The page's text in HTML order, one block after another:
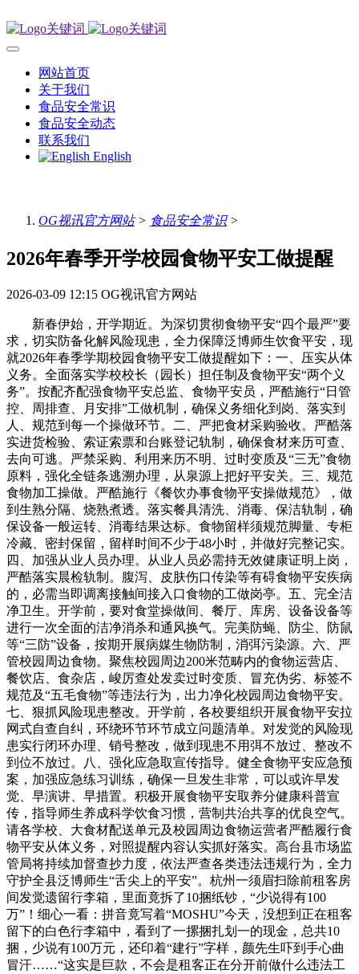
网站首页
关于我们
食品安全常识
食品安全动态
联系我们
English
OG视讯官方网站> 食品安全常识>
2026年春季开学校园食物平安工做提醒
2026-03-09 12:15 OG视讯官方网站
新春伊始，开学期近。为深切贯彻食物平安“四个最严”要
求，切实防备化解风险现患，全力保障泛博师生饮食平安，现
就2026年春季学期校园食物平安工做提醒如下：一、压实从体
义务。全面落实学校校长（园长）担任制及食物平安“两个义
务”。按配齐配强食物平安总监、食物平安员，严酷施行“日管
控、周排查、月安排”工做机制，确保义务细化到岗、落实到
人、规范到每一个操做环节。二、严把食材采购验收。严酷落
实进货检验、索证索票和台账登记轨制，确保食材来历可查、
去向可逃。严禁采购、利用来历不明、过时变质及“三无”食物
原料，强化全链条逃溯办理，从泉源上把好平安关。三、规范
食物加工操做。严酷施行《餐饮办事食物平安操做规范》，做
到生熟分隔、烧熟煮透。落实餐具清洗、消毒、保洁轨制，确
保设备一般运转、消毒结果达标。食物留样须规范脚量、专柜
冷藏、密封保留，留样时间不少于48小时，并做好完整记实。
四、加强从业人员办理。从业人员必需持无效健康证明上岗，
严酷落实晨检轨制。腹泻、皮肤伤口传染等有碍食物平安疾病
的，必需当即调离接触间接入口食物的工做岗亭。五、完全洁
净卫生。开学前，要对食堂操做间、餐厅、库房、设备设备等
进行一次全面的洁净消杀和通风换气。完美防蝇、防尘、防鼠
等“三防”设备，按期开展病媒生物防制，消弭污染源。六、严
管校园周边食物。聚焦校园周边200米范畴内的食物运营店、
餐饮店、食杂店，峻厉查处发卖过时变质、冒充伪劣、标签不
规范及“五毛食物”等违法行为，出力净化校园周边食物平安。
七、狠抓风险现患整改。开学前，各校要组织开展食物平安拉
网式自查自纠，环绕环节环节成立问题清单。对发觉的风险现
患实行闭环办理、销号整改，做到现患不用弭不放过、整改不
到位不放过。八、强化应急取宣传指导。健全食物平安应急预
案，加强应急练习训练，确保一旦发生非常，可以或许早发
觉、早演讲、早措置。积极开展食物平安取养分健康科普宣
传，指导师生养成科学饮食习惯，营制共治共享的优良空气。
请各学校、大食材配送单元及校园周边食物运营者严酷履行食
物平安从体义务，对照提醒内容认实抓好落实。高台县市场监
管局将持续加督查抄力度，依法严查各类违法违规行为，全力
守护全县泛博师生“舌尖上的平安”。杭州一须眉扫除前租客房
间发觉遗留行李箱，里面竟拆了10捆纸钞，“少说得有100
万”！细心一看：拼音竟写着“MOSHU”今天，没想到正在租客
留下的白色行李箱中，看到了一摞捆扎划一的现金，总共10
捆，少说有100万元，还印着“建行”字样，颜先生吓到手心曲
冒汗……“这实是巨款，不会是租客正在分开前做什么违法工